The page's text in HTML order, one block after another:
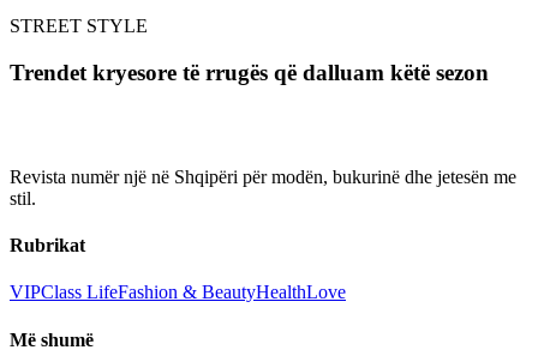
STREET STYLE
Trendet kryesore të rrugës që dalluam këtë sezon
Revista numër një në Shqipëri për modën, bukurinë dhe jetesën me
stil.
Rubrikat
VIPClass LifeFashion & BeautyHealthLove
Më shumë